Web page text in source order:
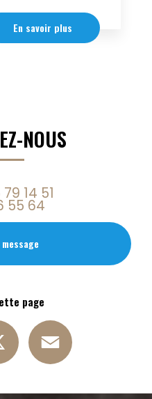
En savoir plus
NOUS
14 51
55 64
page